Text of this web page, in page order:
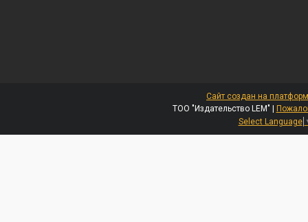
Сайт создан на
ТОО "Издательство LEM" |
Select Language